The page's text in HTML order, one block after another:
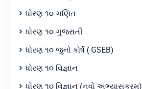
ધોરણ ૧૦ ગણિત
ધોરણ ૧૦ ગુજરાતી
ધોરણ ૧૦ જુનો કોર્ષ ( GSEB)
ધોરણ ૧૦ વિજ્ઞાન
ધોરણ ૧૦ વિજ્ઞાન (નવો અભ્યાસક્રમ)